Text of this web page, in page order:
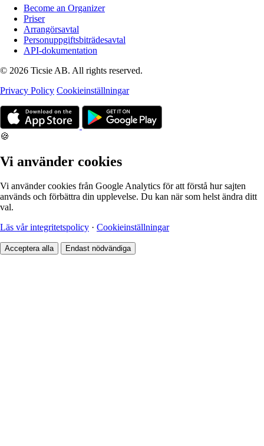
Become an Organizer
Priser
Arrangörsavtal
Personuppgiftsbiträdesavtal
API-dokumentation
© 2026 Ticsie AB. All rights reserved.
Privacy Policy Cookieinställningar
🍪
Vi använder cookies
Vi använder cookies från Google Analytics för att förstå hur sajten
används och förbättra din upplevelse. Du kan när som helst ändra ditt
val.
Läs vår integritetspolicy · Cookieinställningar
Acceptera alla Endast nödvändiga